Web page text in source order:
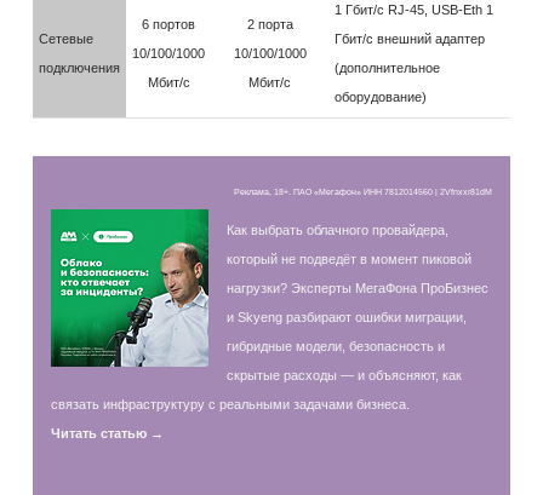
Сетевые
подключения
6 портов
10/100/1000
Мбит/с
2 порта
10/100/1000
Мбит/с
1 Гбит/с RJ-45, USB-Eth 1
Гбит/с внешний адаптер
(дополнительное
оборудование)
Реклама, 18+. ПАО «Мегафон» ИНН 7812014560 | 2Vfnxxr81dM
Как выбрать облачного провайдера,
который не подведёт в момент пиковой
нагрузки? Эксперты МегаФона ПроБизнес
и Skyeng разбирают ошибки миграции,
гибридные модели, безопасность и
скрытые расходы — и объясняют, как
связать инфраструктуру с реальными задачами бизнеса.
Читать статью →